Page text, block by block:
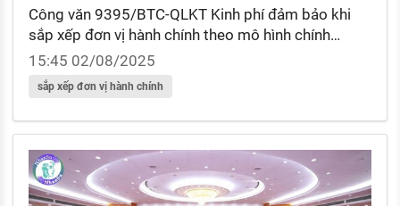
Công văn 9395/BTC-QLKT Kinh phí đảm bảo khi
sắp xếp đơn vị hành chính theo mô hình chính
quyền địa phương 2 cấp
15:45 02/08/2025
sắp xếp đơn vị hành chính